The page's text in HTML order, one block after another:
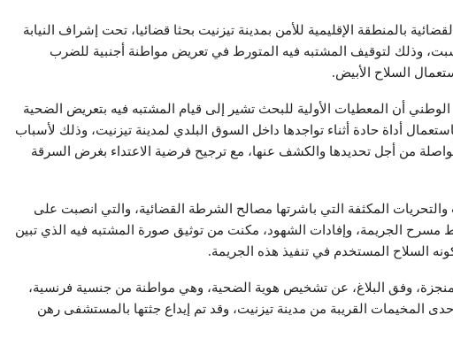
بالمنطقة الإقليمية للأمن بمدينة تيزنيت بحثا قضائيا، تحت إشراف النيابة
وذلك لتوقيف المشتبه فيه المتورط في تعريض مواطنة أجنبية للضرب
السلاح الأبيض.
الوطني أن المعطيات الأولية للبحث تشير إلى قيام المشتبه فيه بتعريض الضحية
أداة حادة أثناء تواجدها داخل السوق البلدي لمدينة تيزنيت، وذلك لأسباب
من أجل تحديدها والكشف عنها، مع ترجيح فرضية الاعتداء بغرض السرقة
المكثفة التي باشرتها مصالح الشرطة القضائية، والتي انصبت على
مسرح الجريمة، وإفادات الشهود، مكنت من توثيق صورة المشتبه فيه الذي تبين
السلاح المستخدم في تنفيذ هذه الجريمة.
وفق البلاغ، عن تشخيص هوية الضحية، وهي مواطنة من جنسية فرنسية،
سنة، وتقيم بإحدى المخيمات القريبة من مدينة تيزنيت، وقد تم إيداع جثتها بالمستشفى رهن